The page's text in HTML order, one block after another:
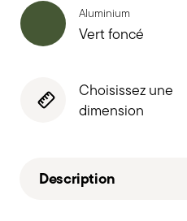
Aluminium
Vert foncé
Choisissez une
dimension
Description